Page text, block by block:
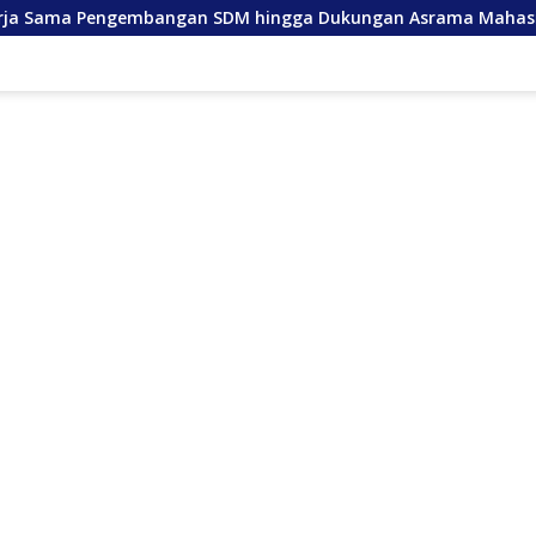
SDM hingga Dukungan Asrama Mahasiswa